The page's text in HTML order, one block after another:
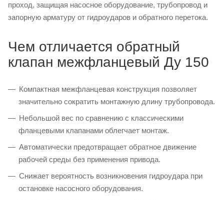
проход, защищая насосное оборудование, трубопровод и
запорную арматуру от гидроударов и обратного перетока.
Чем отличается обратный
клапан межфланцевый Ду 150
Компактная межфланцевая конструкция позволяет
значительно сократить монтажную длину трубопровода.
Небольшой вес по сравнению с классическими
фланцевыми клапанами облегчает монтаж.
Автоматически предотвращает обратное движение
рабочей среды без применения привода.
Снижает вероятность возникновения гидроудара при
остановке насосного оборудования.